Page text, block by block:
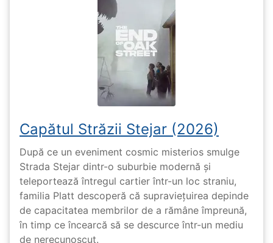
Capătul Străzii Stejar (2026)
După ce un eveniment cosmic misterios smulge
Strada Stejar dintr-o suburbie modernă și
teleportează întregul cartier într-un loc straniu,
familia Platt descoperă că supraviețuirea depinde
de capacitatea membrilor de a rămâne împreună,
în timp ce încearcă să se descurce într-un mediu
de nerecunoscut.